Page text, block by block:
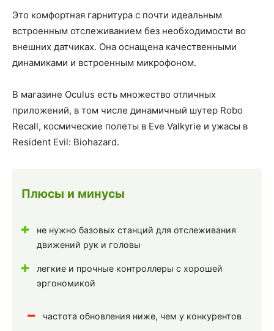
Это комфортная гарнитура с почти идеальным
встроенным отслеживанием без необходимости во
внешних датчиках. Она оснащена качественными
динамиками и встроенным микрофоном.
В магазине Oculus есть множество отличных
приложений, в том числе динамичный шутер Robo
Recall, космические полеты в Eve Valkyrie и ужасы в
Resident Evil: Biohazard.
Плюсы и минусы
не нужно базовых станций для отслеживания
движений рук и головы
легкие и прочные контроллеры с хорошей
эргономикой
частота обновления ниже, чем у конкурентов